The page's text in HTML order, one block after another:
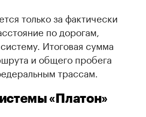
только за фактически
по дорогам,
Итоговая сумма
и общего пробега
трассам.
«Платон»